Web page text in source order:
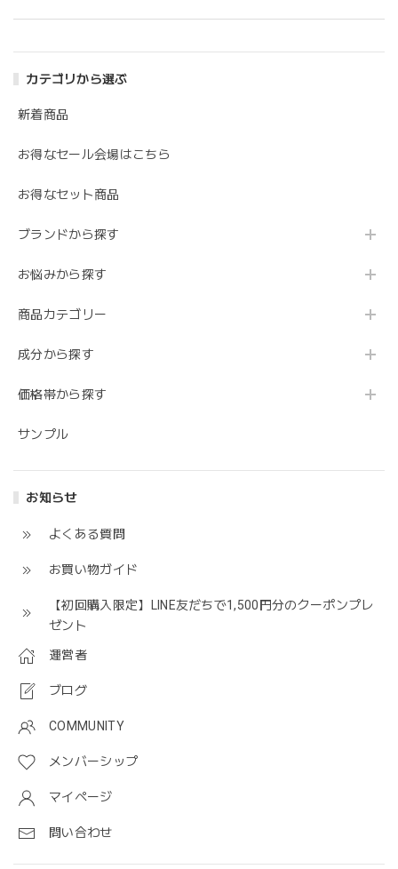
カテゴリから選ぶ
新着商品
お得なセール会場はこちら
お得なセット商品
ブランドから探す
お悩みから探す
商品カテゴリー
成分から探す
価格帯から探す
サンプル
お知らせ
よくある質問
お買い物ガイド
【初回購入限定】LINE友だちで1,500円分のクーポンプレ
ゼント
運営者
ブログ
COMMUNITY
メンバーシップ
マイページ
問い合わせ